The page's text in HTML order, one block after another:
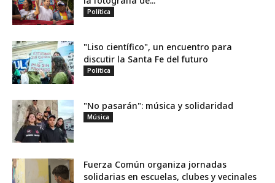
Política
"Liso científico", un encuentro para
discutir la Santa Fe del futuro
Política
"No pasarán": música y solidaridad
Música
Fuerza Común organiza jornadas
solidarias en escuelas, clubes y vecinales